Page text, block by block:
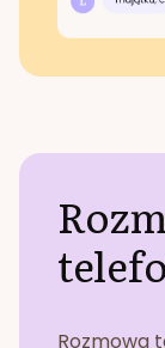
Rozmowa